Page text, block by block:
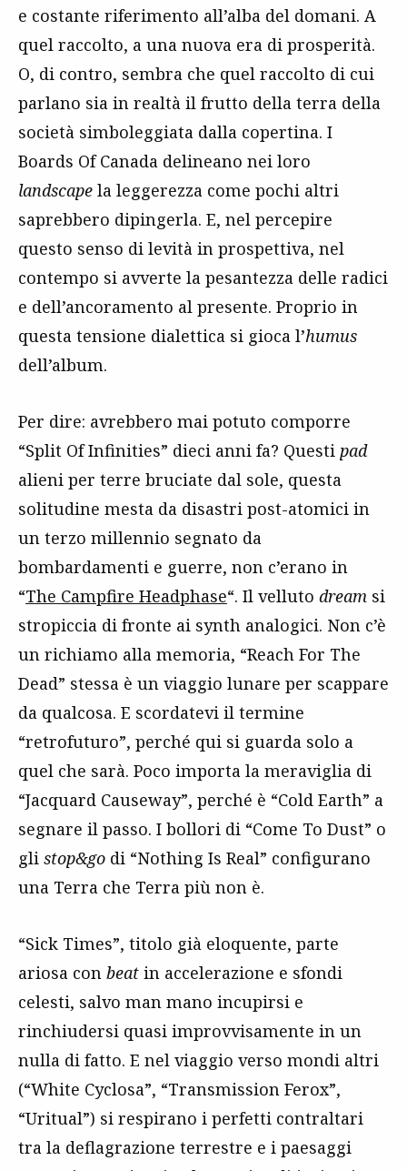
e costante riferimento all’alba del domani. A
quel raccolto, a una nuova era di prosperità.
O, di contro, sembra che quel raccolto di cui
parlano sia in realtà il frutto della terra della
società simboleggiata dalla copertina. I
Boards Of Canada delineano nei loro
landscape la leggerezza come pochi altri
saprebbero dipingerla. E, nel percepire
questo senso di levità in prospettiva, nel
contempo si avverte la pesantezza delle radici
e dell’ancoramento al presente. Proprio in
questa tensione dialettica si gioca l’humus
dell’album.
Per dire: avrebbero mai potuto comporre
“Split Of Infinities” dieci anni fa? Questi pad
alieni per terre bruciate dal sole, questa
solitudine mesta da disastri post-atomici in
un terzo millennio segnato da
bombardamenti e guerre, non c’erano in
“The Campfire Headphase“. Il velluto dream si
stropiccia di fronte ai synth analogici. Non c’è
un richiamo alla memoria, “Reach For The
Dead” stessa è un viaggio lunare per scappare
da qualcosa. E scordatevi il termine
“retrofuturo”, perché qui si guarda solo a
quel che sarà. Poco importa la meraviglia di
“Jacquard Causeway”, perché è “Cold Earth” a
segnare il passo. I bollori di “Come To Dust” o
gli stop&go di “Nothing Is Real” configurano
una Terra che Terra più non è.
“Sick Times”, titolo già eloquente, parte
ariosa con beat in accelerazione e sfondi
celesti, salvo man mano incupirsi e
rinchiudersi quasi improvvisamente in un
nulla di fatto. E nel viaggio verso mondi altri
(“White Cyclosa”, “Transmission Ferox”,
“Uritual”) si respirano i perfetti contraltari
tra la deflagrazione terrestre e i paesaggi